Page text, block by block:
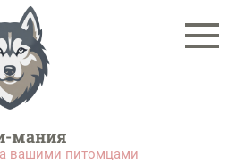
мания
вашими питомцами